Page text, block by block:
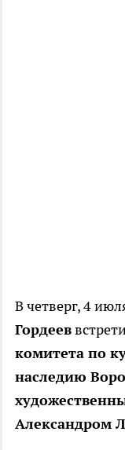
В четверг, 4
Гордеев
комитета по
наследию
Александром